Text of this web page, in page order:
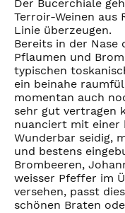
Der Bucerchiale
Terroir-Weinen aus
Linie überzeugen.
Bereits in der Nase
Pflaumen und
typischen
ein beinahe
momentan auch
sehr gut vertragen
nuanciert mit einer
Wunderbar seidig,
und bestens
Brombeeren,
weisser Pfeffer im
versehen, passt
schönen Braten